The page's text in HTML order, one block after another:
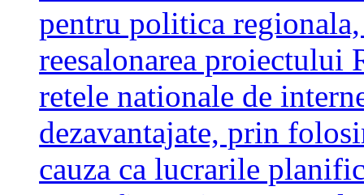
pentru politica
reesalonarea
retele nationale de
dezavantajate, prin
cauza ca lucrarile